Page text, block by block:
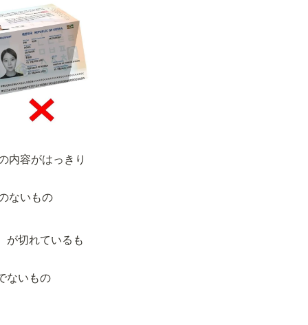
内容がはっきり
ないもの
が切れているも
ないもの